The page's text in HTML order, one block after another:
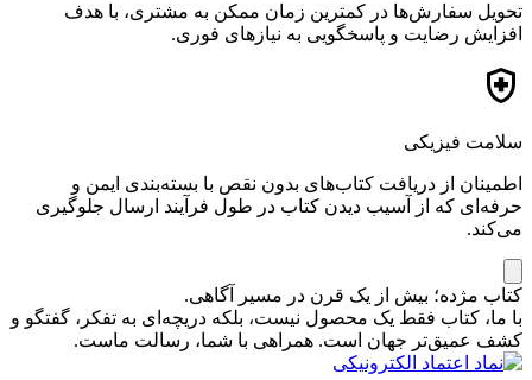
تحویل سفارش‌ها در کمترین زمان ممکن به مشتری، با هدف
افزایش رضایت و پاسخگویی به نیازهای فوری.
سلامت فیزیکی
اطمینان از دریافت کتاب‌های بدون نقص با بسته‌بندی ایمن و
حرفه‌ای که از آسیب دیدن کتاب در طول فرآیند ارسال جلوگیری
می‌کند.
کتاب مژده؛ بیش از یک قرن در مسیر آگاهی.
با ما، کتاب فقط یک محصول نیست، بلکه دریچه‌ای به تفکر، گفتگو و
کشف عمیق‌تر جهان است. همراهی با شما، رسالت ماست.